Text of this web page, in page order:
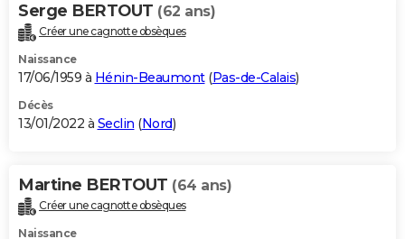
Serge BERTOUT (62 ans)
Créer une cagnotte obsèques
Naissance
17/06/1959 à Hénin-Beaumont(Pas-de-Calais)
Décès
13/01/2022 à Seclin (Nord)
Martine BERTOUT (64 ans)
Créer une cagnotte obsèques
Naissance